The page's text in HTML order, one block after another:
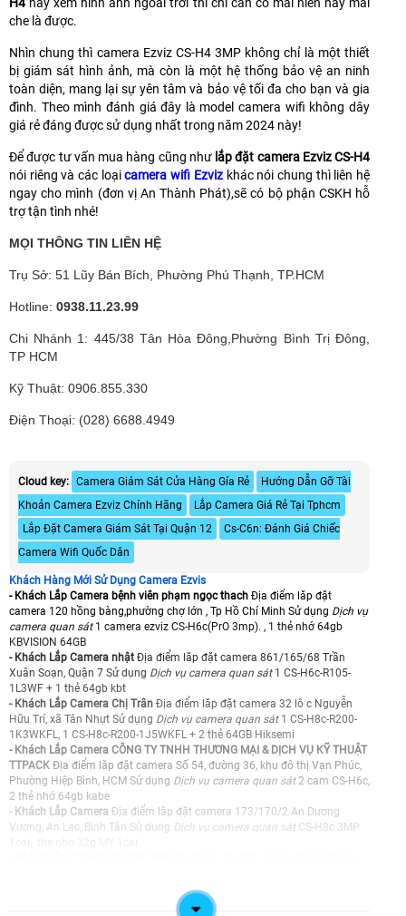
che là được.
Nhìn chung thì camera Ezviz CS-H4 3MP không chỉ là một thiết
bị giám sát hình ảnh, mà còn là một hệ thống bảo vệ an ninh
toàn diện, mang lại sự yên tâm và bảo vệ tối đa cho bạn và gia
đình. Theo mình đánh giá đây là model camera wifi không dây
giá rẻ đáng được sử dụng nhất trong năm 2024 này!
Để được tư vấn mua hàng cũng như lắp đặt camera Ezviz CS-H4
nói riêng và các loạicamera wifi Ezvizkhác nói chung thì liên hệ
ngay cho mình (đơn vị An Thành Phát),sẽ có bộ phận CSKH hỗ
trợ tận tình nhé!
MỌI THÔNG TIN LIÊN HỆ
Trụ Sở: 51 Lũy Bán Bích, Phường Phú Thạnh, TP.HCM
Hotline: 0938.11.23.99
Chi Nhánh 1: 445/38 Tân Hòa Đông,Phường Bình Trị Đông,
TP HCM
Kỹ Thuật: 0906.855.330
Điện Thoại: (028) 6688.4949
Cloud key: Camera Giám Sát Cửa Hàng Gía Rẻ
Hướng Dẫn Gỡ Tài
Khoản Camera Ezviz Chính Hãng
Lắp Camera Giá Rẻ Tại Tphcm
Lắp Đặt Camera Giám Sát Tại Quận 12
Cs-C6n: Đánh Giá Chiếc
Camera Wifi Quốc Dân
Khách Hàng Mới Sử Dụng Camera Ezvis
- Khách Lắp Camera bệnh viên phạm ngọc thach Địa điểm lăp đặt
camera 120 hồng bàng,phường chợ lớn , Tp Hồ Chí Minh Sử dụng Dịch vụ
camera quan sát 1 camera ezviz CS-H6c(PrO 3mp). , 1 thẻ nhớ 64gb
KBVISION 64GB
- Khách Lắp Camera nhật Địa điểm lăp đặt camera 861/165/68 Trần
Xuân Soạn, Quận 7 Sử dụng Dịch vụ camera quan sát 1 CS-H6c-R105-
1L3WF + 1 thẻ 64gb kbt
- Khách Lắp Camera Chị Trân Địa điểm lăp đặt camera 32 lô c Nguyễn
Hữu Trí, xã Tân Nhựt Sử dụng Dịch vụ camera quan sát 1 CS-H8c-R200-
1K3WKFL, 1 CS-H8c-R200-1J5WKFL + 2 thẻ 64GB Hiksemi
- Khách Lắp Camera CÔNG TY TNHH THƯƠNG MẠI & DỊCH VỤ KỸ THUẬT
TTPACK Địa điểm lăp đặt camera Số 54, đường 36, khu đô thị Vạn Phúc,
Phường Hiệp Bình, HCM Sử dụng Dịch vụ camera quan sát 2 cam CS-H6c,
2 thẻ nhớ 64gb kabe
- Khách Lắp Camera Địa điểm lăp đặt camera 173/170/2 An Dương
Vương, An Lạc, Bình Tân Sử dụng Dịch vụ camera quan sát CS-H8c 3MP
Địa điểm lăp đặt camera 541/2 Nguyễn